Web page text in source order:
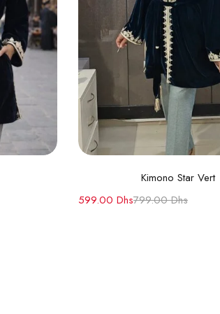
Choix des options
Kimono Star Vert
799.00Dhs
599.00 Dhs